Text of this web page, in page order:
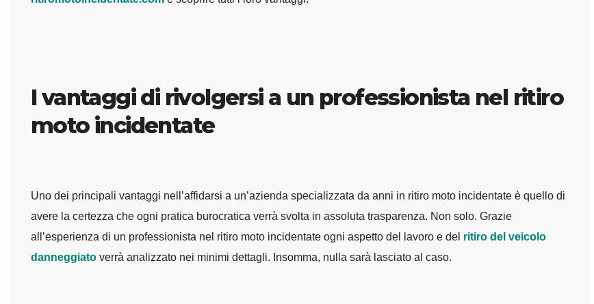
I vantaggi di rivolgersi a un professionista nel ritiro
moto incidentate
Uno dei principali vantaggi nell’affidarsi a un’azienda specializzata da anni in ritiro moto incidentate è quello di
avere la certezza che ogni pratica burocratica verrà svolta in assoluta trasparenza. Non solo. Grazie
all’esperienza di un professionista nel ritiro moto incidentate ogni aspetto del lavoro e del ritiro del veicolo
danneggiato verrà analizzato nei minimi dettagli. Insomma, nulla sarà lasciato al caso.